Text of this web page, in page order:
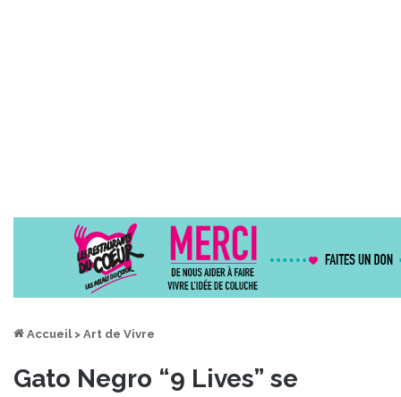
Accueil > Art de Vivre
Gato Negro “9 Lives” se